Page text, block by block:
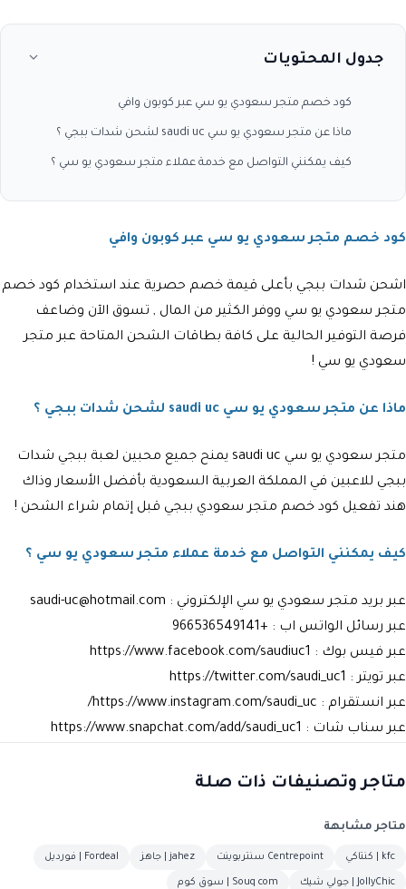
جدول المحتويات
كود خصم متجر سعودي يو سي عبر كوبون وافي
ماذا عن متجر سعودي يو سي saudi uc لشحن شدات ببجي ؟
كيف يمكنني التواصل مع خدمة عملاء متجر سعودي يو سي ؟
كود خصم متجر سعودي يو سي عبر كوبون وافي
اشحن شدات ببجي بأعلى قيمة خصم حصرية عند استخدام كود خصم
متجر سعودي يو سي ووفر الكثير من المال , تسوق الآن وضاعف
فرصة التوفير الحالية على كافة بطاقات الشحن المتاحة عبر متجر
سعودي يو سي !
ماذا عن متجر سعودي يو سي saudi uc لشحن شدات ببجي ؟
متجر سعودي يو سي saudi uc يمنح جميع محبين لعبة ببجي شدات
ببجي للاعبين في المملكة العربية السعودية بأفضل الأسعار وذاك
هند تفعيل كود خصم متجر سعودي ببجي قبل إتمام شراء الشحن !
كيف يمكنني التواصل مع خدمة عملاء متجر سعودي يو سي ؟
عبر بريد متجر سعودي يو سي الإلكتروني : saudi-uc@hotmail.com
عبر رسائل الواتس اب : +966536549141
عبر فيس بوك : https://www.facebook.com/saudiuc1
عبر تويتر : https://twitter.com/saudi_uc1
عبر انستقرام : https://www.instagram.com/saudi_uc/
عبر سناب شات : https://www.snapchat.com/add/saudi_uc1
متاجر وتصنيفات ذات صلة
متاجر مشابهة
kfc | كنتاكي Centrepoint سنتربوينت jahez | جاهز Fordeal | فورديل
JollyChic | جولي شيك Souq com | سوق كوم